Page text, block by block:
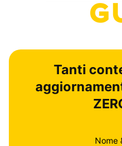
Tanti
Nome